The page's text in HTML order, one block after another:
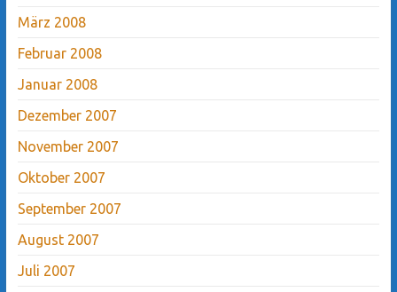
März 2008
Februar 2008
Januar 2008
Dezember 2007
November 2007
Oktober 2007
September 2007
August 2007
Juli 2007